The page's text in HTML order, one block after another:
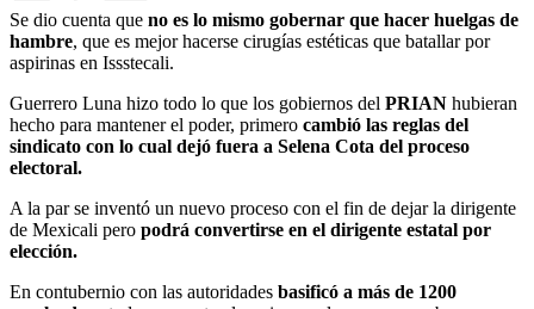
Se dio cuenta que no es lo mismo gobernar que hacer huelgas de
hambre, que es mejor hacerse cirugías estéticas que batallar por
aspirinas en Issstecali.
Guerrero Luna hizo todo lo que los gobiernos del PRIAN hubieran
hecho para mantener el poder, primero cambió las reglas del
sindicato con lo cual dejó fuera a Selena Cota del proceso
electoral.
A la par se inventó un nuevo proceso con el fin de dejar la dirigente
de Mexicali pero podrá convertirse en el dirigente estatal por
elección.
En contubernio con las autoridades basificó a más de 1200